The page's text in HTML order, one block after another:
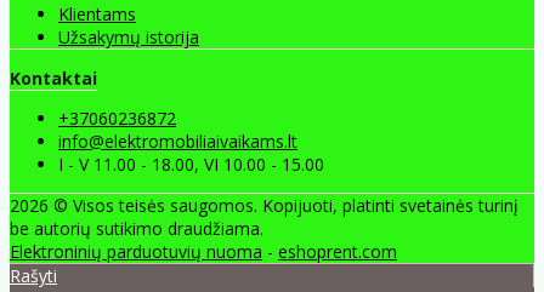
Klientams
Užsakymų istorija
Kontaktai
+37060236872
info@elektromobiliaivaikams.lt
I - V 11.00 - 18.00, VI 10.00 - 15.00
2026 © Visos teisės saugomos. Kopijuoti, platinti svetainės turinį
be autorių sutikimo draudžiama.
Elektroninių parduotuvių nuoma - eshoprent.com
Rašyti